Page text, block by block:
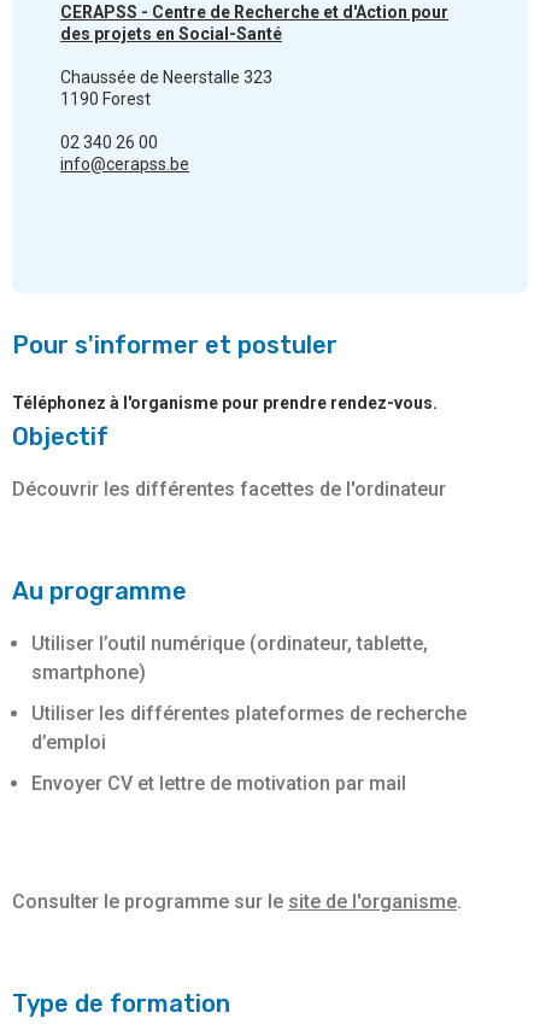
Objectif
Découvrir les différentes facettes de l'ordinateur
Au programme
Utiliser l’outil numérique (ordinateur, tablette,
smartphone)
Utiliser les différentes plateformes de recherche
d’emploi
Envoyer CV et lettre de motivation par mail
Consulter le programme sur le site de l'organisme.
Type de formation
CERAPSS - Centre de Recherche et d'Action pour
des projets en Social-Santé
Chaussée de Neerstalle 323
1190 Forest
02 340 26 00
info@cerapss.be
Pour s'informer et postuler
Téléphonez à l'organisme pour prendre rendez-vous.